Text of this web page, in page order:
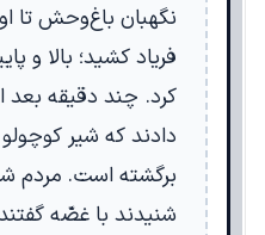
نگهبان باغ‌وحش تا
فریاد کشید؛ بالا و
کرد. چند دقیقه بعد
دادند که شیر
برگشته است. مردم
شنیدند با غصّه